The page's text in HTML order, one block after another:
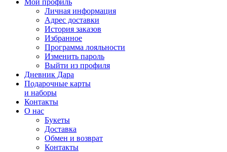
Мой профиль
Личная информация
Адрес доставки
История заказов
Избранное
Программа лояльности
Изменить пароль
Выйти из профиля
Дневник Дара
Подарочные карты
и наборы
Контакты
О нас
Букеты
Доставка
Обмен и возврат
Контакты